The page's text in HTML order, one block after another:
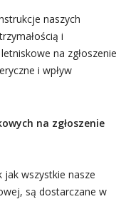
naszych
i
na zgłoszenie
i wpływ
na zgłoszenie
jak wszystkie nasze
są dostarczane w